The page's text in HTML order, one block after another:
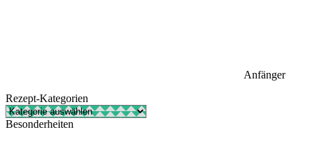
Anfänger
Rezept-Kategorien
Rezept-
Kategorien
Besonderheiten